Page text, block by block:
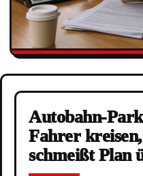
Autobahn-
Fahrer
schmeißt Plan